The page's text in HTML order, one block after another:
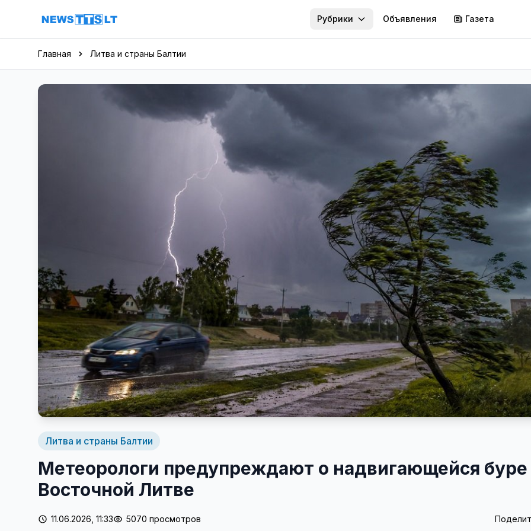
Перейти к содержимому
Рубрики Объявления Газета
Главная Литва и страны Балтии
Литва и страны Балтии
Метеорологи предупреждают о надвигающейся буре
Восточной Литве
11.06.2026, 11:33 5070 просмотров